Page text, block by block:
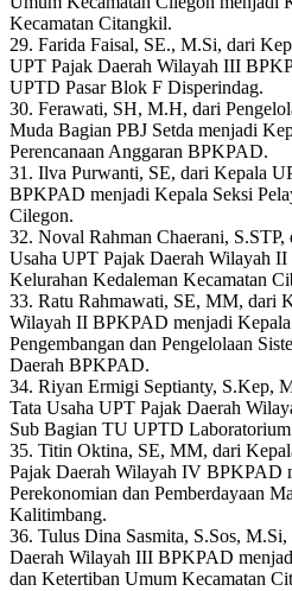
Kecamatan Citangkil.
29. Farida Faisal, SE., M.Si, dari
UPT Pajak Daerah Wilayah III
UPTD Pasar Blok F Disperindag.
30. Ferawati, SH, M.H, dari
Muda Bagian PBJ Setda menjadi
Perencanaan Anggaran BPKPAD.
31. Ilva Purwanti, SE, dari Kepala
BPKPAD menjadi Kepala Seksi
Cilegon.
32. Noval Rahman Chaerani,
Usaha UPT Pajak Daerah Wilayah
Kelurahan Kedaleman Kecamatan
33. Ratu Rahmawati, SE, MM, dari
Wilayah II BPKPAD menjadi Kepala
Pengembangan dan Pengelolaan
Daerah BPKPAD.
34. Riyan Ermigi Septianty, S.Kep,
Tata Usaha UPT Pajak Daerah
Sub Bagian TU UPTD
35. Titin Oktina, SE, MM, dari
Pajak Daerah Wilayah IV BPKPAD
Perekonomian dan Pemberdayaan
Kalitimbang.
36. Tulus Dina Sasmita, S.Sos,
Daerah Wilayah III BPKPAD
dan Ketertiban Umum Kecamatan